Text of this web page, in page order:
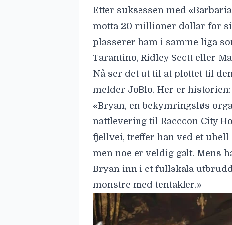
Etter suksessen med
motta 20 millioner dollar for
plasserer ham i samme liga
Tarantino, Ridley Scotteller
Nå ser det ut til at plottet til
melder JoBlo. Her er historien:
«Bryan, en bekymringsløs
nattlevering til Raccoon City
fjellvei, treffer han ved et
men noe er veldig galt. Mens
Bryan inn i et fullskala
monstre med tentakler.»